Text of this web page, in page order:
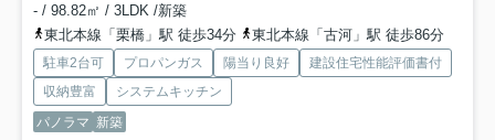
- / 98.82㎡ / 3LDK /新築
東北本線「栗橋」駅 徒歩34分
東北本線「古河」駅 徒歩86分
駐車2台可 プロパンガス 陽当り良好
建設住宅性能評価書付
収納豊富
システムキッチン
パノラマ 新築